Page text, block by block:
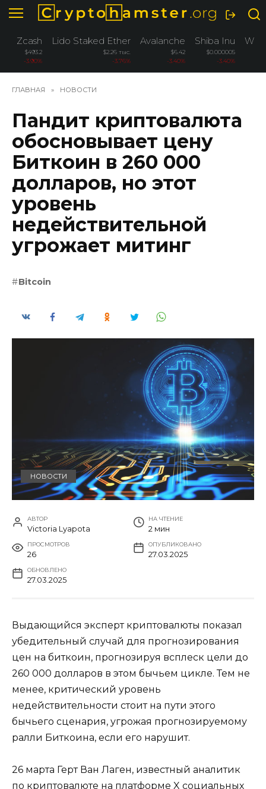
Перейти
содержанию
Zcash
$493.2
-3.90%
Lido Staked Ether
$2.26 тыс.
-3.76%
Avalanche
$6.42
-3.40%
Shiba Inu
$0.000005
-3.40%
ГЛАВНАЯ » НОВОСТИ
Пандит криптовалюта
обосновывает цену
Биткоин в 260 000
долларов, но этот
уровень
недействительной
угрожает митинг
Bitcoin
НОВОСТИ
АВТОР
Victoria Lyapota
НА ЧТЕНИЕ
2 мин
ПРОСМОТРОВ
26
ОПУБЛИКОВАНО
27.03.2025
ОБНОВЛЕНО
27.03.2025
Выдающийся эксперт криптовалюты показал
убедительный случай для прогнозирования
цен на биткоин, прогнозируя всплеск цели до
260 000 долларов в этом бычьем цикле. Тем не
менее, критический уровень
недействительности стоит на пути этого
бычьего сценария, угрожая прогнозируемому
ралли Биткоина, если его нарушит.
26 марта Герт Ван Лаген, известный аналитик
по криптовалюте на платформе X социальных